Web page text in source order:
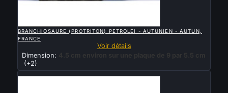
BRANCHIOSAURE (PROTRITON) PETROLEI - AUTUNIEN - AUTUN,
FRANCE
Voir détails
Dimension:
4.5 cm environ sur une plaque de 9 par 5.5 cm
(+2)
Vendu